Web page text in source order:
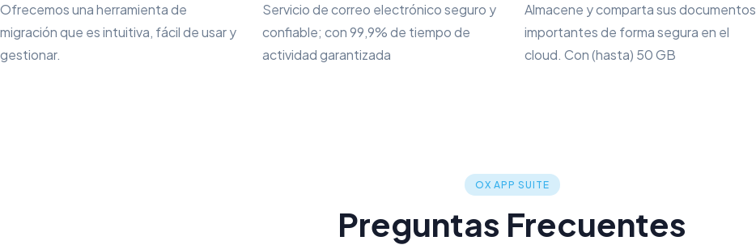
Ofrecemos una herramienta de
migración que es intuitiva, fácil de usar y
gestionar.
Servicio de correo electrónico seguro y
confiable; con 99,9% de tiempo de
actividad garantizada
Almacene y comparta sus documentos
importantes de forma segura en el
cloud. Con (hasta) 50 GB
OX APP SUITE
Preguntas Frecuentes